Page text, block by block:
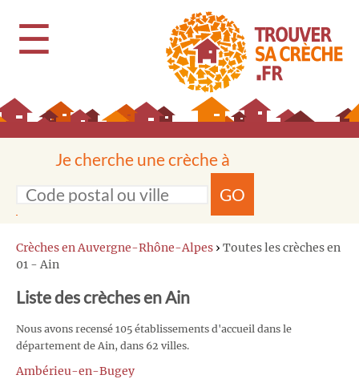
☰
Je cherche une crèche à
GO
Crèches en Auvergne-Rhône-Alpes › Toutes les crèches en
01 - Ain
Liste des crèches en Ain
Nous avons recensé 105 établissements d'accueil dans le
département de Ain, dans 62 villes.
Ambérieu-en-Bugey